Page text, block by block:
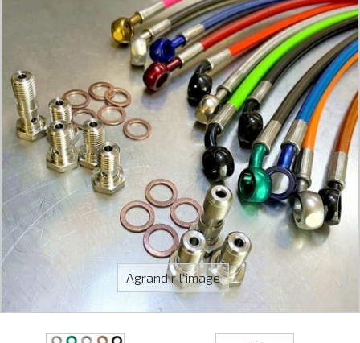
Agrandir l'image